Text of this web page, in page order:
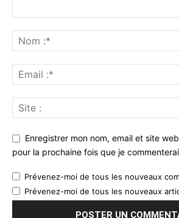
Enregistrer mon nom, email et site
pour la prochaine fois que je
Prévenez-moi de tous les nouveaux
Prévenez-moi de tous les nouveaux